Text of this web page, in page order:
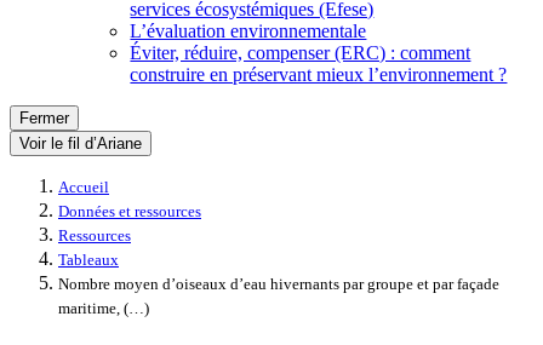
services écosystémiques (Efese)
L’évaluation environnementale
Éviter, réduire, compenser (ERC) : comment
construire en préservant mieux l’environnement ?
Fermer
Voir le fil d’Ariane
Accueil
Données et ressources
Ressources
Tableaux
Nombre moyen d’oiseaux d’eau hivernants par groupe et par façade
maritime, (…)